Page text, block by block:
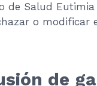
de Salud Eutimia
o modificar
de